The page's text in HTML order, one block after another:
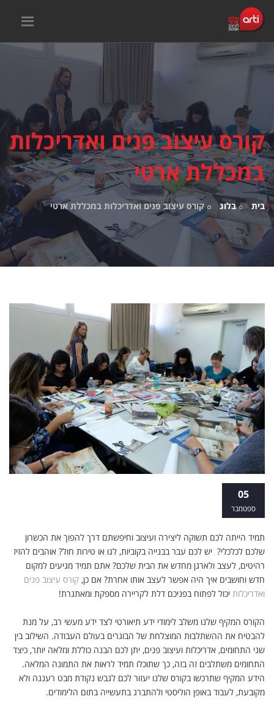
קורס עיצוב פנים ואדריכלות
במכללת ארטי
בית בלוג קורס עיצוב פנים ואדריכלות במכללת ארטי
05
ספטמבר
תמיד הייתה לכם תשוקה ליצירה ועיצוב וחיפשתם דרך להפוך את הכשרון
שלכם לכלכלי? יש לכם עבר בבנייה בקוביות, לגו או טירות חול? אוהבים להזיז
רהיטים, לעצב ולארגן מחדש את הבית שלכם? אתם תמיד מגיעים למקום
חדש וחושבים איך היה אפשר לעצב אותו אחרת? אם כן, קורס עיצוב פנים
ואדריכלות יכול לפתוח בפניכם דלת לקריירה מספקת ומאתגרת!
הקורס המקיף שלנו משלב לימודי ידע תיאורטי לצד ידע מעשי רב, על מנת
להבטיח את ההשתלבות המוצלחת של הבוגרים בעולם העבודה. השילוב בין
שני התחומים, אדריכלות ועיצוב פנים, יתן לכם הבנה כוללת ומלאה יותר, כיצד
התחומים משתלבים זה בזה, כך שתוכלו תמיד לראות את התמונה המלאה.
הידע המקיף שתרכשו בקורס שלנו יעזור לכם לגבש נקודת מבט רעננה ולא
מקובעת, לעבוד באופן הוליסטי ולהתברג בתעשייה בתום הלימודים.